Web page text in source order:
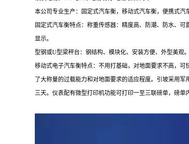
本公司专业生产： 固定式汽车衡，移动式汽车衡，便携式
固定式汽车衡特点：称重传感器：精度高、防潮、防水、
显示。
型钢或U型梁秤台：钢结构、模块化、安装方便、外型美观。
移动式电子汽车衡特点：不用打基础，对地面要求不高，
了大称量的过载能力和对地面要求的适应程度。引坡采用
三天。仪表配有微型打印机功能可打印一至三联磅单，磅单